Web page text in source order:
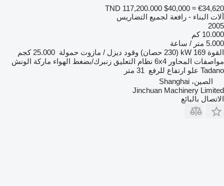
TND 117,200.000 $40,000 ≈ €34,620
آلات البناء - رافعة لجميع التضاريس
2005
10.000 كم
5.000 متر / ساعة
القوة 169 kW (230 حصان) وقود ديزل / مازوت حمولة 25.000 كجم
مواصفات المحاور 6x4 نظام التعليق زنبرك/بضغط الهواء ماركة الونش
Tadano علو ارتفاع للرفع 31 متر
الصين، Shanghai
Jinchuan Machinery Limited
الاتصال بالبائع